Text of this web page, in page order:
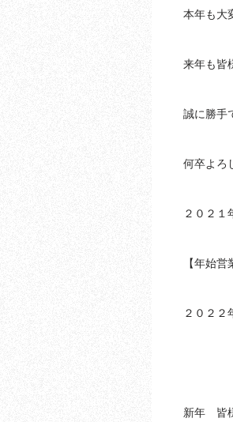
本年も大
来年も皆
誠に勝手
何卒よろ
２０２１
【年始営
２０
新年 皆